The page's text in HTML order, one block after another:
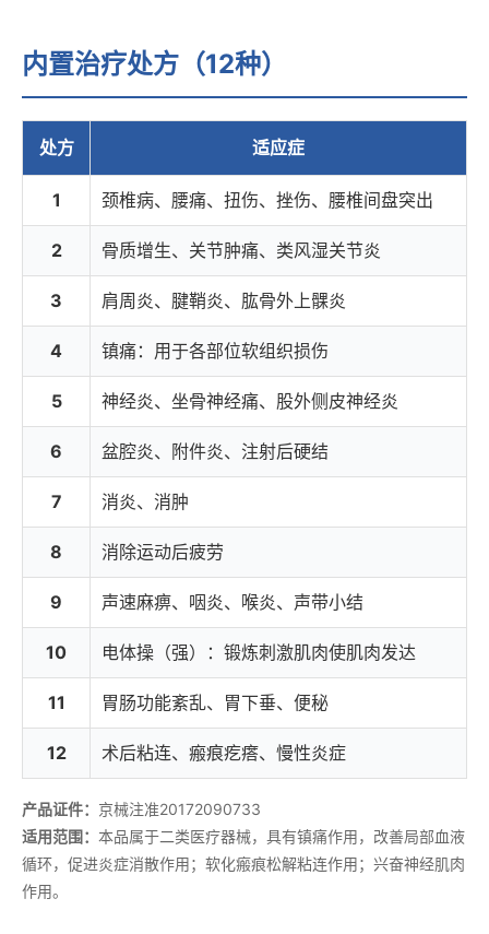
内置治疗处方（12种）
处方 适应症
1 颈椎病、腰痛、扭伤、挫伤、腰椎间盘突出
2 骨质增生、关节肿痛、类风湿关节炎
3 肩周炎、腱鞘炎、肱骨外上髁炎
4 镇痛：用于各部位软组织损伤
5 神经炎、坐骨神经痛、股外侧皮神经炎
6 盆腔炎、附件炎、注射后硬结
7 消炎、消肿
8 消除运动后疲劳
9 声速麻痹、咽炎、喉炎、声带小结
10 电体操（强）：锻炼刺激肌肉使肌肉发达
11 胃肠功能紊乱、胃下垂、便秘
12 术后粘连、瘢痕疙瘩、慢性炎症
产品证件： 京械注准20172090733
适用范围： 本品属于二类医疗器械，具有镇痛作用，改善局部血液
循环，促进炎症消散作用；软化瘢痕松解粘连作用；兴奋神经肌肉
作用。